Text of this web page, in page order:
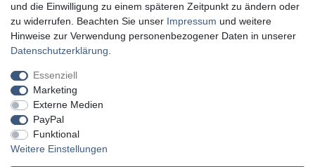
und die Einwilligung zu einem späteren Zeitpunkt zu ändern oder
zu widerrufen. Beachten Sie unser Impressum und weitere
Hinweise zur Verwendung personenbezogener Daten in unserer
Daten­schutz­erklärung
Essenziell
Marketing
Externe Medien
PayPal
Funktional
Weitere Einstellungen